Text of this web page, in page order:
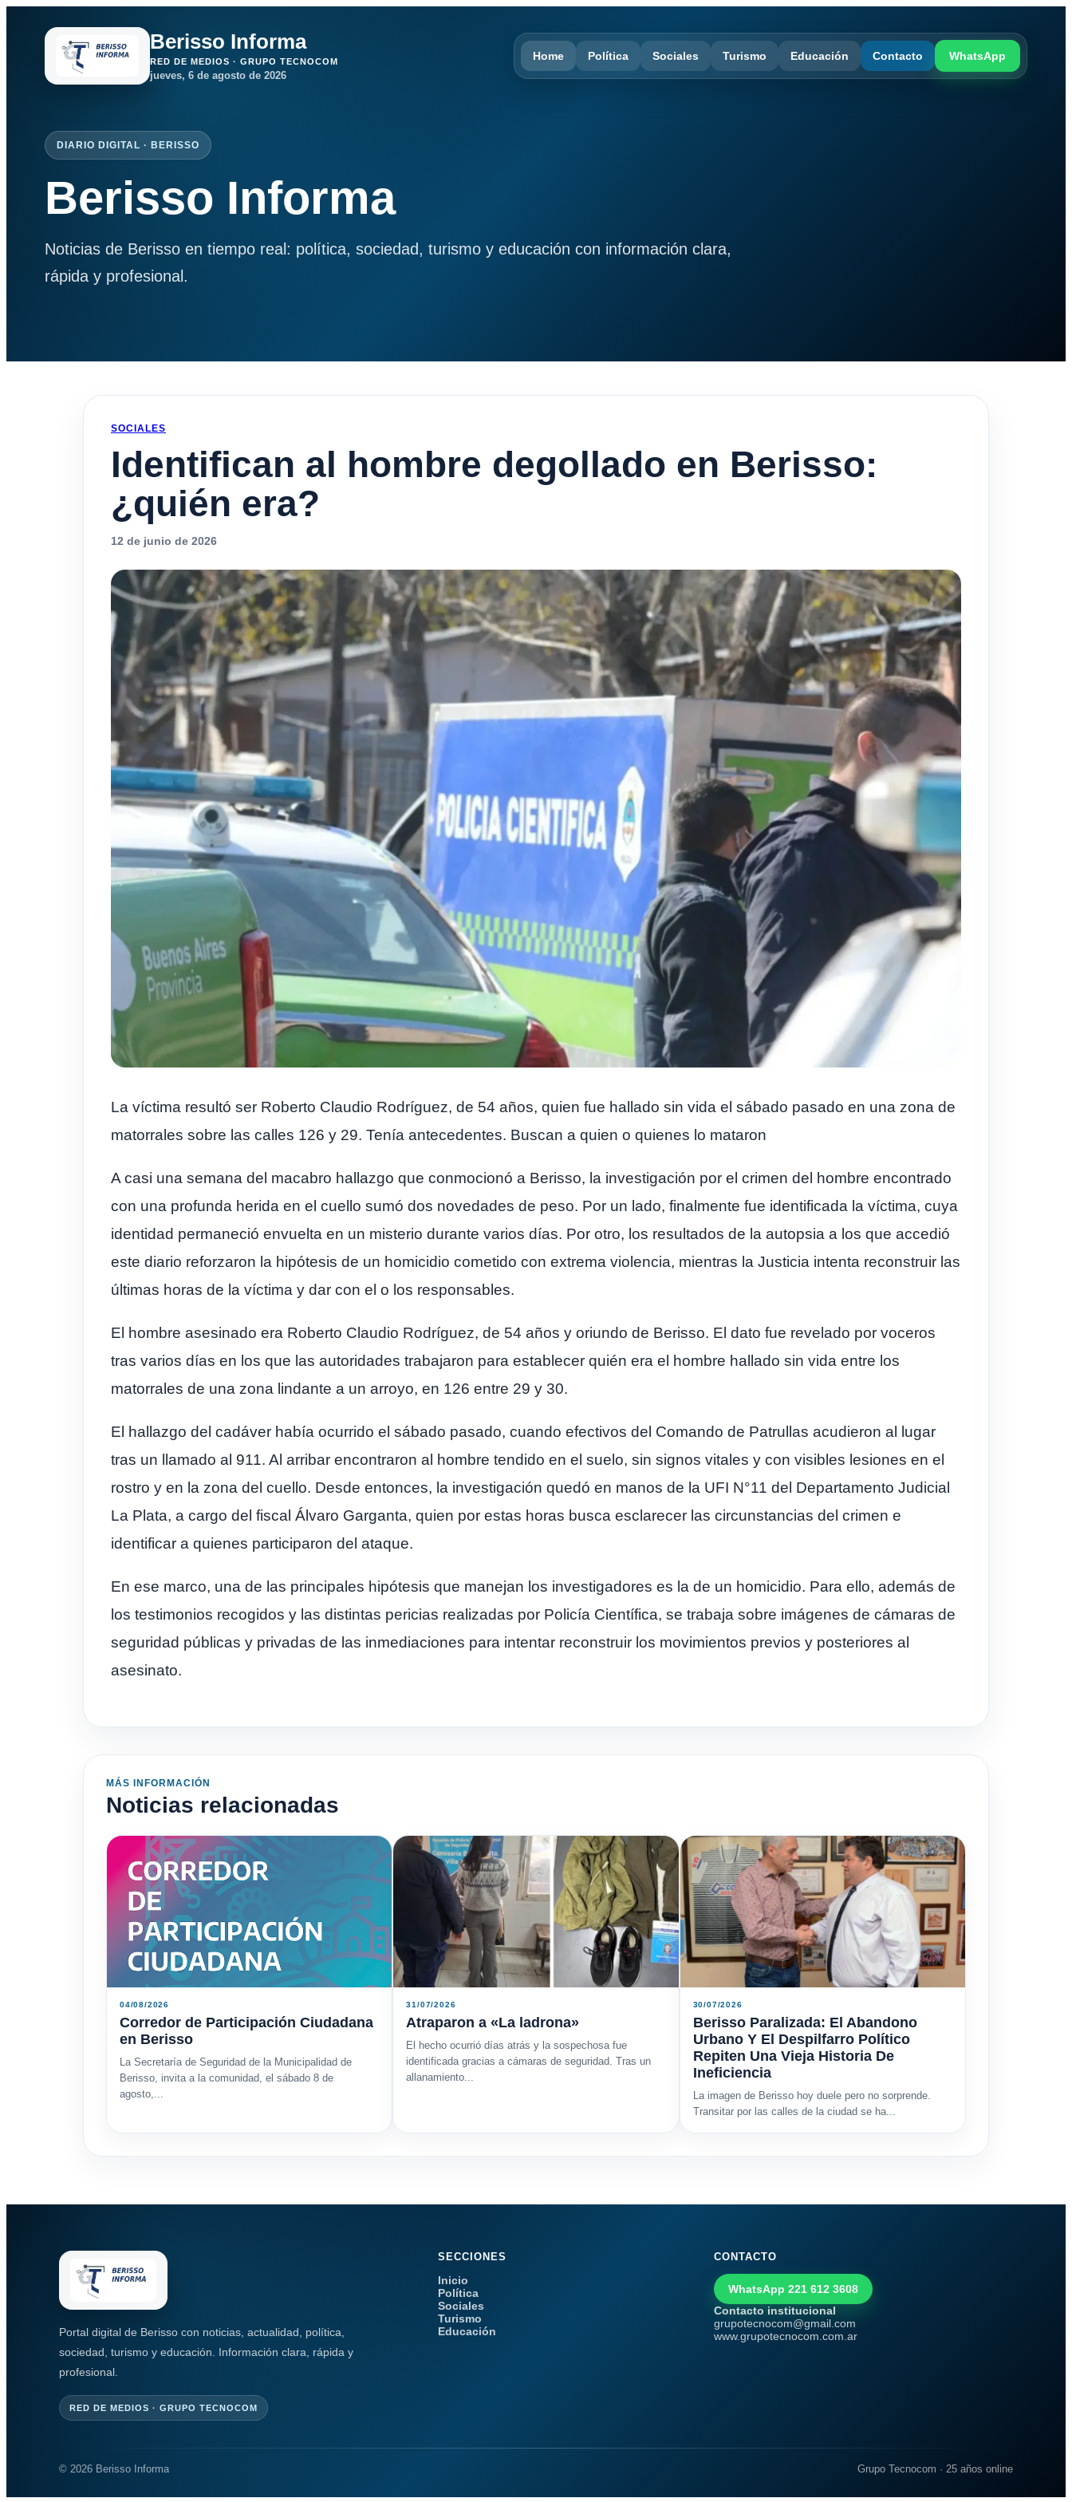
Berisso Informa
RED DE MEDIOS · GRUPO TECNOCOM
jueves, 6 de agosto de 2026
Home Política Sociales Turismo Educación Contacto WhatsApp
DIARIO DIGITAL · BERISSO
Berisso Informa
Noticias de Berisso en tiempo real: política, sociedad, turismo y educación con información clara,
rápida y profesional.
SOCIALES
Identifican al hombre degollado en Berisso:
¿quién era?
12 de junio de 2026
La víctima resultó ser Roberto Claudio Rodríguez, de 54 años, quien fue hallado sin vida el sábado pasado en una zona de
matorrales sobre las calles 126 y 29. Tenía antecedentes. Buscan a quien o quienes lo mataron
A casi una semana del macabro hallazgo que conmocionó a Berisso, la investigación por el crimen del hombre encontrado
con una profunda herida en el cuello sumó dos novedades de peso. Por un lado, finalmente fue identificada la víctima, cuya
identidad permaneció envuelta en un misterio durante varios días. Por otro, los resultados de la autopsia a los que accedió
este diario reforzaron la hipótesis de un homicidio cometido con extrema violencia, mientras la Justicia intenta reconstruir las
últimas horas de la víctima y dar con el o los responsables.
El hombre asesinado era Roberto Claudio Rodríguez, de 54 años y oriundo de Berisso. El dato fue revelado por voceros
tras varios días en los que las autoridades trabajaron para establecer quién era el hombre hallado sin vida entre los
matorrales de una zona lindante a un arroyo, en 126 entre 29 y 30.
El hallazgo del cadáver había ocurrido el sábado pasado, cuando efectivos del Comando de Patrullas acudieron al lugar
tras un llamado al 911. Al arribar encontraron al hombre tendido en el suelo, sin signos vitales y con visibles lesiones en el
rostro y en la zona del cuello. Desde entonces, la investigación quedó en manos de la UFI N°11 del Departamento Judicial
La Plata, a cargo del fiscal Álvaro Garganta, quien por estas horas busca esclarecer las circunstancias del crimen e
identificar a quienes participaron del ataque.
En ese marco, una de las principales hipótesis que manejan los investigadores es la de un homicidio. Para ello, además de
los testimonios recogidos y las distintas pericias realizadas por Policía Científica, se trabaja sobre imágenes de cámaras de
seguridad públicas y privadas de las inmediaciones para intentar reconstruir los movimientos previos y posteriores al
asesinato.
MÁS INFORMACIÓN
Noticias relacionadas
04/08/2026
Corredor de Participación Ciudadana
en Berisso
La Secretaría de Seguridad de la Municipalidad de
Berisso, invita a la comunidad, el sábado 8 de
agosto,...
31/07/2026
Atraparon a «La ladrona»
El hecho ocurrió días atrás y la sospechosa fue
identificada gracias a cámaras de seguridad. Tras un
allanamiento...
30/07/2026
Berisso Paralizada: El Abandono
Urbano Y El Despilfarro Político
Repiten Una Vieja Historia De
Ineficiencia
La imagen de Berisso hoy duele pero no sorprende.
Transitar por las calles de la ciudad se ha...
Portal digital de Berisso con noticias, actualidad, política,
sociedad, turismo y educación. Información clara, rápida y
profesional.
RED DE MEDIOS · GRUPO TECNOCOM
SECCIONES
Inicio
Política
Sociales
Turismo
Educación
CONTACTO
WhatsApp 221 612 3608
Contacto institucional
grupotecnocom@gmail.com
www.grupotecnocom.com.ar
© 2026 Berisso Informa Grupo Tecnocom · 25 años online